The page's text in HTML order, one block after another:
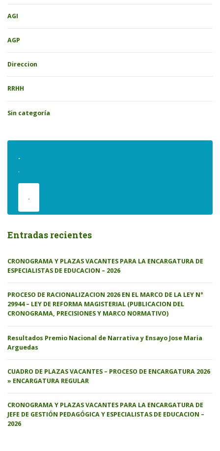
AGI
AGP
Direccion
RRHH
Sin categoría
.
.
.
Entradas recientes
CRONOGRAMA Y PLAZAS VACANTES PARA LA ENCARGATURA DE
ESPECIALISTAS DE EDUCACION – 2026
PROCESO DE RACIONALIZACION 2026 EN EL MARCO DE LA LEY N°
29944 – LEY DE REFORMA MAGISTERIAL (PUBLICACION DEL
CRONOGRAMA, PRECISIONES Y MARCO NORMATIVO)
Resultados Premio Nacional de Narrativa y Ensayo Jose Maria
Arguedas
CUADRO DE PLAZAS VACANTES – PROCESO DE ENCARGATURA 2026
» ENCARGATURA REGULAR
CRONOGRAMA Y PLAZAS VACANTES PARA LA ENCARGATURA DE
JEFE DE GESTIÓN PEDAGÓGICA Y ESPECIALISTAS DE EDUCACION –
2026